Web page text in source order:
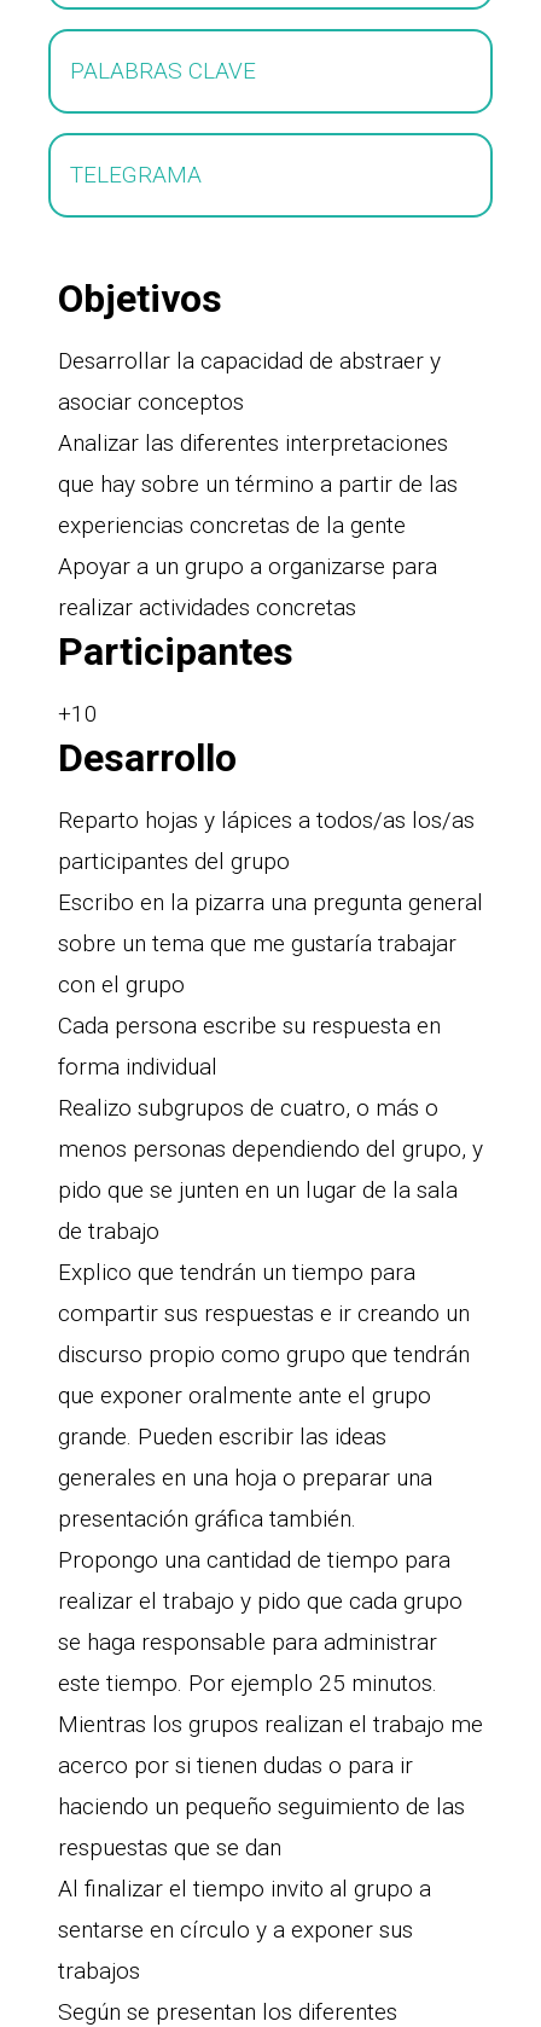
PALABRAS CLAVE
TELEGRAMA
Objetivos
Desarrollar la capacidad de abstraer y
asociar conceptos
Analizar las diferentes interpretaciones
que hay sobre un término a partir de las
experiencias concretas de la gente
Apoyar a un grupo a organizarse para
realizar actividades concretas
Participantes
+10
Desarrollo
Reparto hojas y lápices a todos/as los/as
participantes del grupo
Escribo en la pizarra una pregunta general
sobre un tema que me gustaría trabajar
con el grupo
Cada persona escribe su respuesta en
forma individual
Realizo subgrupos de cuatro, o más o
menos personas dependiendo del grupo, y
pido que se junten en un lugar de la sala
de trabajo
Explico que tendrán un tiempo para
compartir sus respuestas e ir creando un
discurso propio como grupo que tendrán
que exponer oralmente ante el grupo
grande. Pueden escribir las ideas
generales en una hoja o preparar una
presentación gráfica también.
Propongo una cantidad de tiempo para
realizar el trabajo y pido que cada grupo
se haga responsable para administrar
este tiempo. Por ejemplo 25 minutos.
Mientras los grupos realizan el trabajo me
acerco por si tienen dudas o para ir
haciendo un pequeño seguimiento de las
respuestas que se dan
Al finalizar el tiempo invito al grupo a
sentarse en círculo y a exponer sus
trabajos
Según se presentan los diferentes